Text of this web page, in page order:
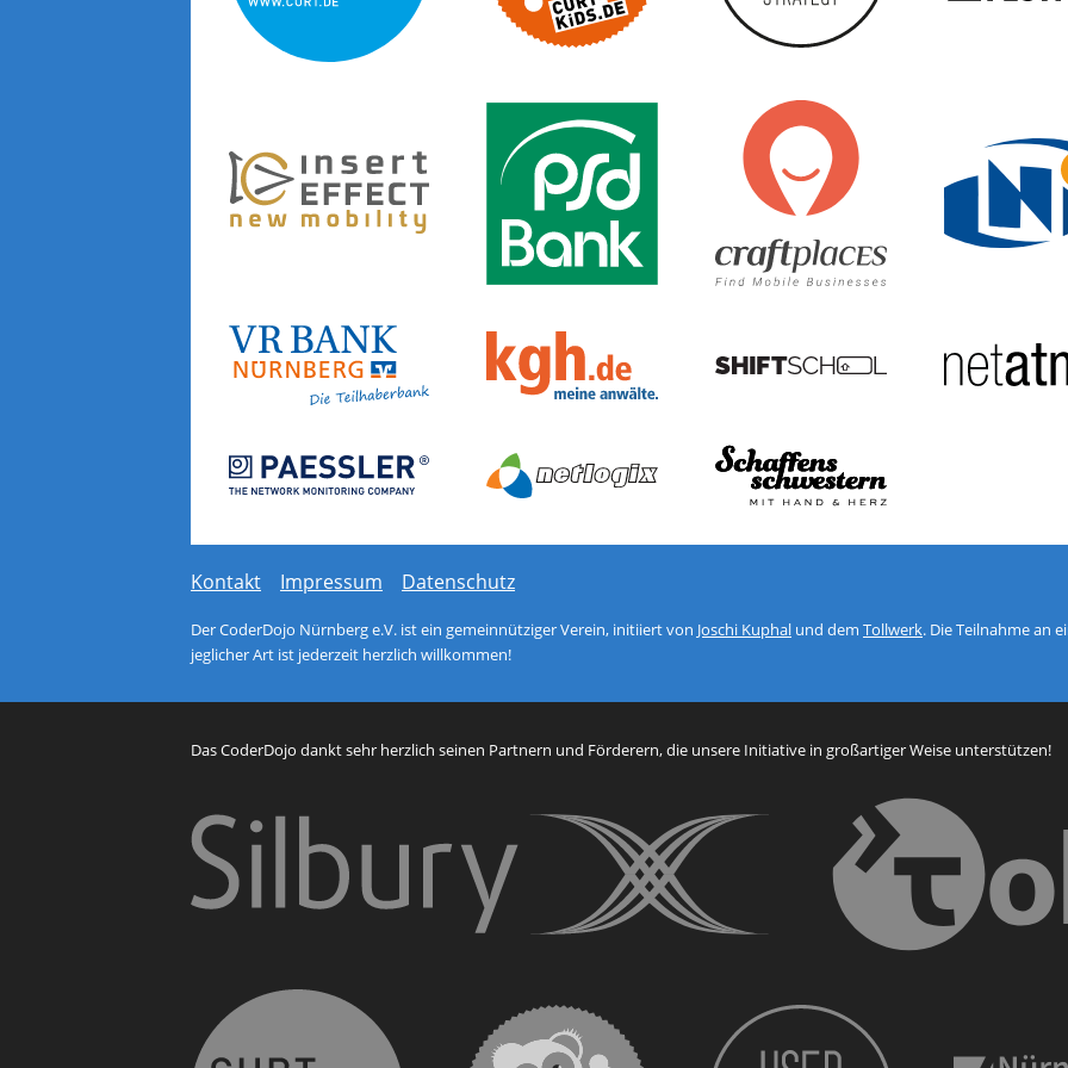
new mobility — insertEFFECT
Network monitoring software - PRTG | Paessler
netlogix GmbH & Co. KG
Kontakt Impressum Datenschutz
Der CoderDojo Nürnberg e.V. ist ein gemeinnütziger Verein, initiiert von Joschi Kuphal und dem Tollwerk. Die Teilnahme an
jeglicher Art ist jederzeit herzlich willkommen!
Das CoderDojo dankt sehr herzlich seinen Partnern und Förderern, die unsere Initiative in großartiger Weise unterstützen!